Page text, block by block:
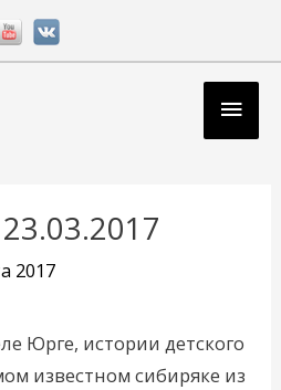
2017
Юрге, истории детского
известном сибиряке из